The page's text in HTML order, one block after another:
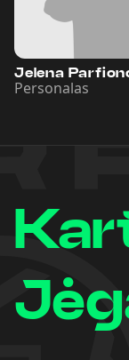
Jelena
Personalas